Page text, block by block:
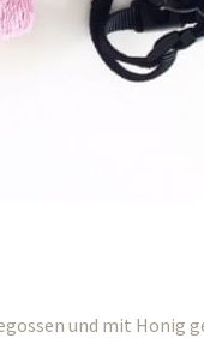
und mit Honig